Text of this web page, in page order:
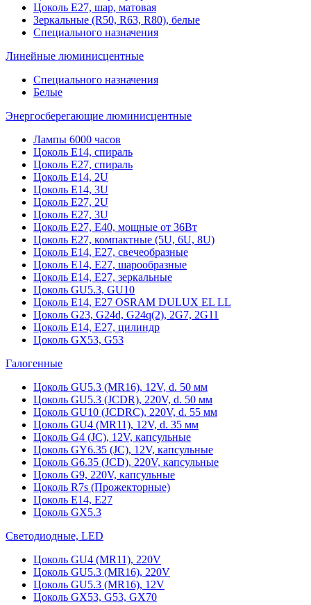
Цоколь Е27, шар, матовая
Зеркальные (R50, R63, R80), белые
Специального назначения
Линейные люминисцентные
Специального назначения
Белые
Энергосберегающие люминисцентные
Лампы 6000 часов
Цоколь Е14, спираль
Цоколь Е27, спираль
Цоколь Е14, 2U
Цоколь Е14, 3U
Цоколь Е27, 2U
Цоколь Е27, 3U
Цоколь Е27, Е40, мощные от 36Вт
Цоколь Е27, компактные (5U, 6U, 8U)
Цоколь Е14, Е27, свечеобразные
Цоколь Е14, Е27, шарообразные
Цоколь Е14, Е27, зеркальные
Цоколь GU5.3, GU10
Цоколь Е14, Е27 OSRAM DULUX EL LL
Цоколь G23, G24d, G24q(2), 2G7, 2G11
Цоколь Е14, Е27, цилиндр
Цоколь GX53, G53
Галогенные
Цоколь GU5.3 (MR16), 12V, d. 50 мм
Цоколь GU5.3 (JCDR), 220V, d. 50 мм
Цоколь GU10 (JCDRC), 220V, d. 55 мм
Цоколь GU4 (MR11), 12V, d. 35 мм
Цоколь G4 (JC), 12V, капсульные
Цоколь GY6.35 (JC), 12V, капсульные
Цоколь G6.35 (JCD), 220V, капсульные
Цоколь G9, 220V, капсульные
Цоколь R7s (Прожекторные)
Цоколь E14, E27
Цоколь GX5.3
Светодиодные, LED
Цоколь GU4 (MR11), 220V
Цоколь GU5.3 (MR16), 220V
Цоколь GU5.3 (MR16), 12V
Цоколь GX53, G53, GX70